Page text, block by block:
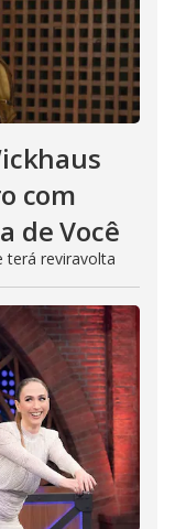
com
de Você
terá reviravolta